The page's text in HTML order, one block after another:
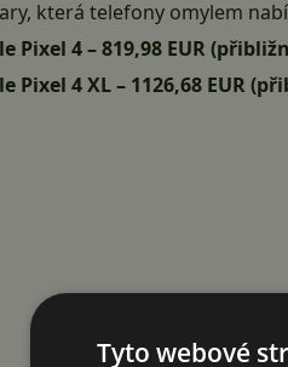
která telefony omylem
Pixel 4 – 819,98 EUR
Pixel 4 XL – 1126,68 EUR
Tyto webové